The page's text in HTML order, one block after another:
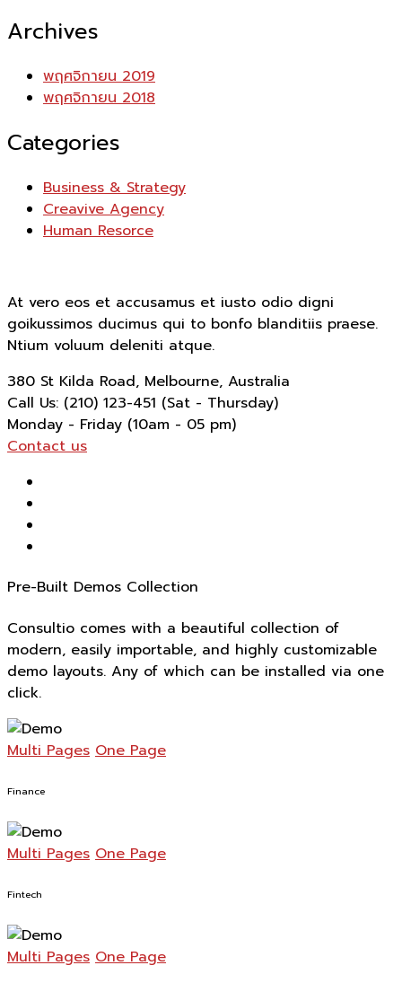
Archives
พฤศจิกายน 2019
พฤศจิกายน 2018
Categories
Business & Strategy
Creavive Agency
Human Resorce
At vero eos et accusamus et iusto odio digni
goikussimos ducimus qui to bonfo blanditiis praese.
Ntium voluum deleniti atque.
380 St Kilda Road, Melbourne, Australia
Call Us: (210) 123-451 (Sat - Thursday)
Monday - Friday (10am - 05 pm)
Contact us
Pre-Built Demos Collection
Consultio comes with a beautiful collection of
modern, easily importable, and highly customizable
demo layouts. Any of which can be installed via one
click.
Multi Pages One Page
Finance
Multi Pages One Page
Fintech
Multi Pages One Page